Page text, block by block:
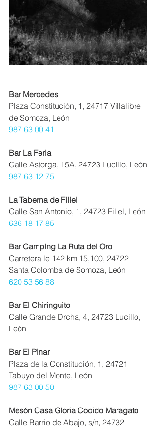
Bar Mercedes
Plaza Constitución, 1, 24717 Villalibre
de Somoza, León
987 63 00 41
Bar La Feria
Calle Astorga, 15A, 24723 Lucillo, León
987 63 12 75
La Taberna de Filiel
Calle San Antonio, 1, 24723 Filiel, León
636 18 17 85
Bar Camping La Ruta del Oro
Carretera le 142 km 15,100, 24722
Santa Colomba de Somoza, León
620 53 56 88
Bar El Chiringuito
Calle Grande Drcha, 4, 24723 Lucillo,
León
Bar El Pinar
Plaza de la Constitución, 1, 24721
Tabuyo del Monte, León
987 63 00 50
Mesón Casa Gloria Cocido Maragato
Calle Barrio de Abajo, s/n, 24732